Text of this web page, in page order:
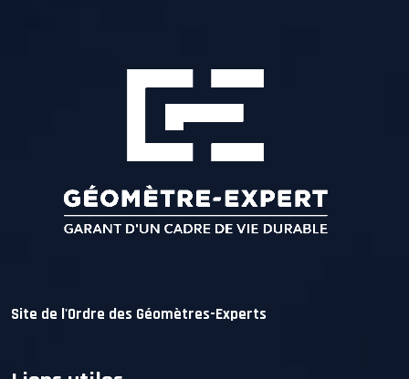
Site de l'Ordre des Géomètres-Experts